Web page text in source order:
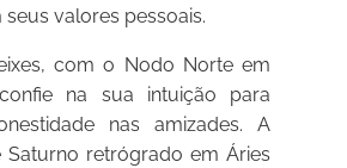
valores pessoais.
com o Nodo Norte em
na sua intuição para
nas amizades. A
Saturno retrógrado em Áries